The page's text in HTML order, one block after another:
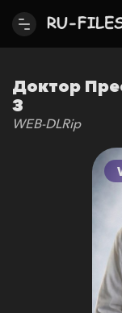
Доктор
3
WEB-DLRip